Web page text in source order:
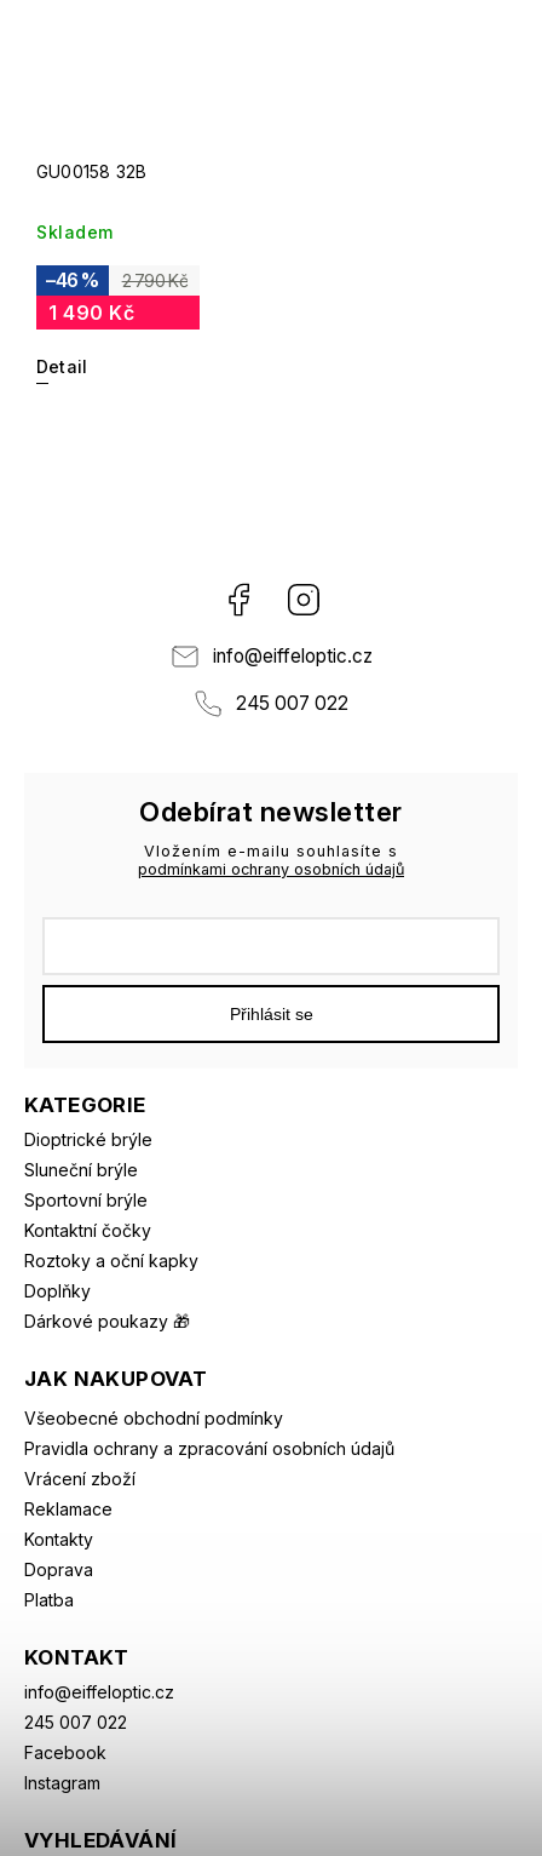
GU00158 32B
Skladem
2 790 Kč
–46 %
1 490 Kč
Detail
Facebook
info@eiffeloptic.cz
245 007 022
KATEGORIE
Dioptrické brýle
Sluneční brýle
Sportovní brýle
Kontaktní čočky
Roztoky a oční kapky
Doplňky
Dárkové poukazy 🎁
JAK NAKUPOVAT
Všeobecné obchodní podmínky
Pravidla ochrany a zpracování osobních údajů
Vrácení zboží
Reklamace
Kontakty
Doprava
Platba
KONTAKT
info@eiffeloptic.cz
245 007 022
Facebook
Instagram
Odebírat newsletter
Vložením e-mailu souhlasíte s
podmínkami ochrany osobních údajů
Přihlásit se
VYHLEDÁVÁNÍ